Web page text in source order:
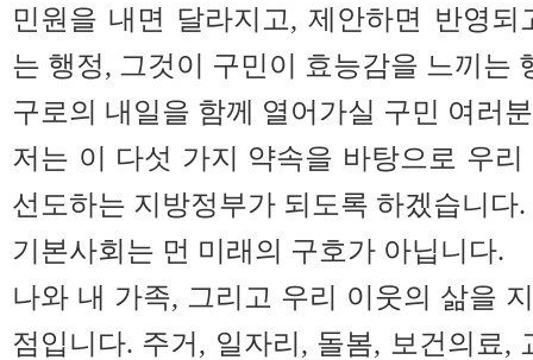
민원을 내면 달라지고, 제안하면 반영
는 행정, 그것이 구민이 효능감을 느끼는
구로의 내일을 함께 열어가실 구민 여러
저는 이 다섯 가지 약속을 바탕으로 우
선도하는 지방정부가 되도록 하겠습니다.
기본사회는 먼 미래의 구호가 아닙니다.
나와 내 가족, 그리고 우리 이웃의 삶을
점입니다. 주거, 일자리, 돌봄, 보건의